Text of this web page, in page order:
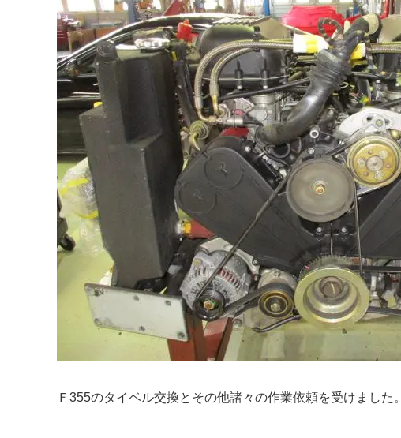
Ｆ355のタイベル交換とその他諸々の作業依頼を受けました。